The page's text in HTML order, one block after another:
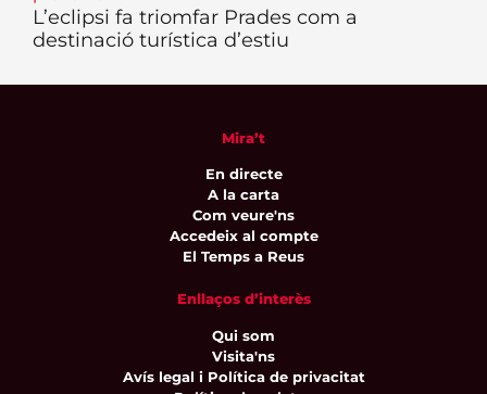
L’eclipsi fa triomfar Prades com a
destinació turística d’estiu
Mira’t
En directe
A la carta
Com veure'ns
Accedeix al compte
El Temps a Reus
Enllaços d’interès
Qui som
Visita'ns
Avís legal i Política de privacitat